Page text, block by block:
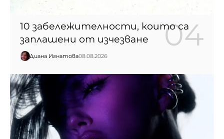
10 забележителности, които са
заплашени от изчезване
Диана Игнатова08.08.2026